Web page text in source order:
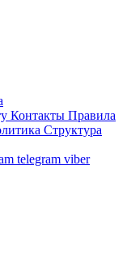
Контакты Правила
Структура
telegram viber